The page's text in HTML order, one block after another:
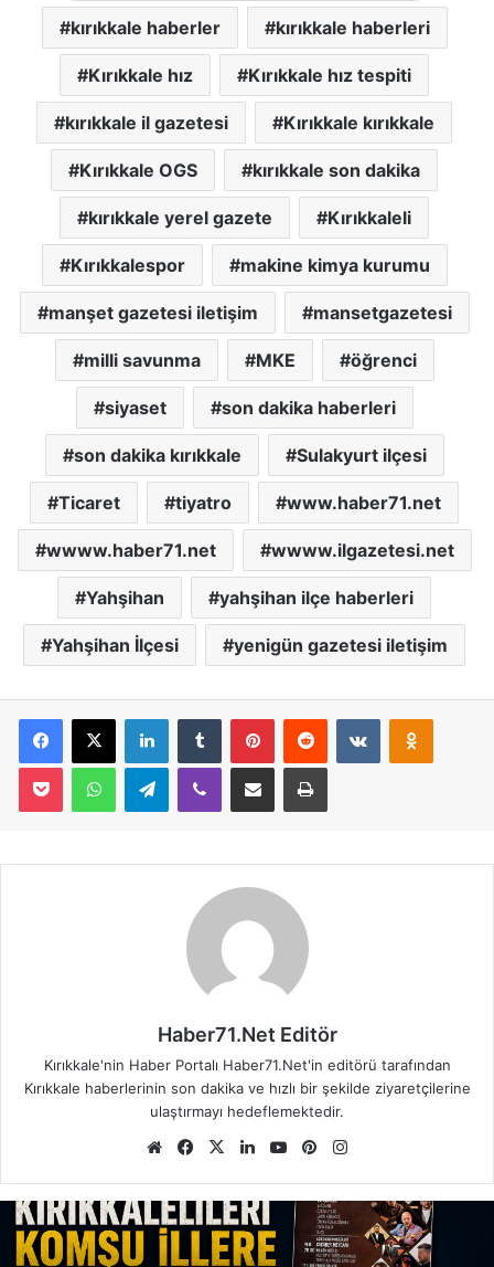
kırıkkale haberler kırıkkale haberleri
Kırıkkale hız Kırıkkale hız tespiti
kırıkkale il gazetesi Kırıkkale kırıkkale
Kırıkkale OGS kırıkkale son dakika
kırıkkale yerel gazete Kırıkkaleli
Kırıkkalespor makine kimya kurumu
manşet gazetesi iletişim mansetgazetesi
milli savunma MKE öğrenci
siyaset son dakika haberleri
son dakika kırıkkale Sulakyurt ilçesi
Ticaret tiyatro www.haber71.net
wwww.haber71.net wwww.ilgazetesi.net
Yahşihan yahşihan ilçe haberleri
Yahşihan İlçesi yenigün gazetesi iletişim
Telegram
Haber71.Net Editör
Kırıkkale'nin Haber Portalı Haber71.Net'in editörü tarafından
Kırıkkale haberlerinin son dakika ve hızlı bir şekilde ziyaretçilerine
ulaştırmayı hedeflemektedir.
We
sit
esi
Fa
bo
ok
X
Lin
dIn
Yo
ub
Pin
est ra
m